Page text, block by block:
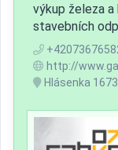
výkup železa a
stavebních
http://
Hlásenka